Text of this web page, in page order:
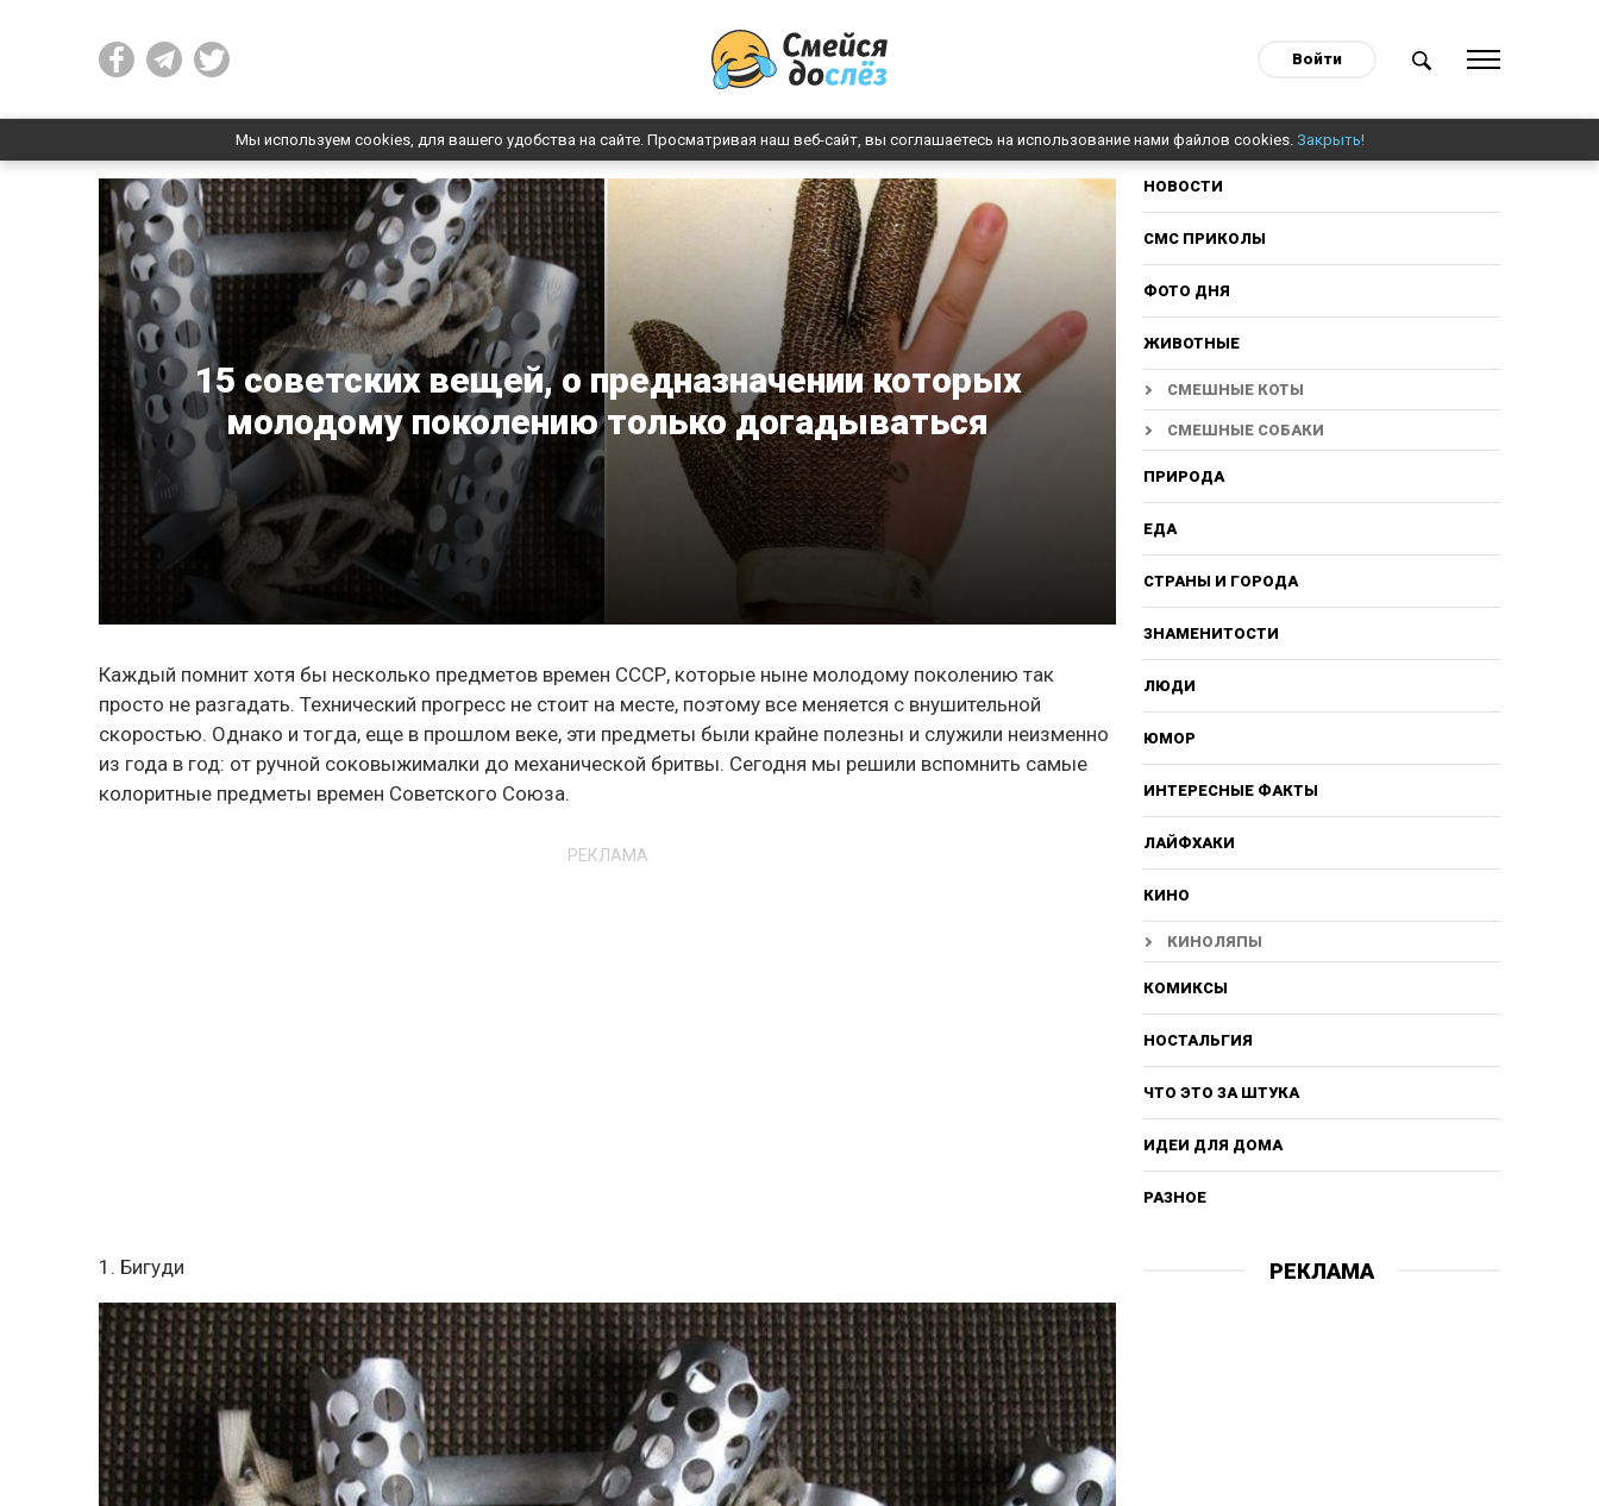
Войти
Мы используем cookies, для вашего удобства на сайте. Просматривая наш веб-сайт, вы соглашаетесь на использование нами файлов cookies. Закрыть!
15 советских вещей, о предназначении которых
молодому поколению только догадываться
Каждый помнит хотя бы несколько предметов времен СССР, которые ныне молодому поколению так
просто не разгадать. Технический прогресс не стоит на месте, поэтому все меняется с внушительной
скоростью. Однако и тогда, еще в прошлом веке, эти предметы были крайне полезны и служили неизменно
из года в год: от ручной соковыжималки до механической бритвы. Сегодня мы решили вспомнить самые
колоритные предметы времен Советского Союза.
РЕКЛАМА
1. Бигуди
НОВОСТИ
СМС ПРИКОЛЫ
ФОТО ДНЯ
ЖИВОТНЫЕ
СМЕШНЫЕ КОТЫ
СМЕШНЫЕ СОБАКИ
ПРИРОДА
ЕДА
СТРАНЫ И ГОРОДА
ЗНАМЕНИТОСТИ
ЛЮДИ
ЮМОР
ИНТЕРЕСНЫЕ ФАКТЫ
ЛАЙФХАКИ
КИНО
КИНОЛЯПЫ
КОМИКСЫ
НОСТАЛЬГИЯ
ЧТО ЭТО ЗА ШТУКА
ИДЕИ ДЛЯ ДОМА
РАЗНОЕ
РЕКЛАМА